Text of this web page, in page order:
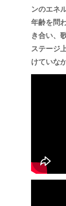
ンのエネ
年齢を問
き合い、
ステージ
けていな